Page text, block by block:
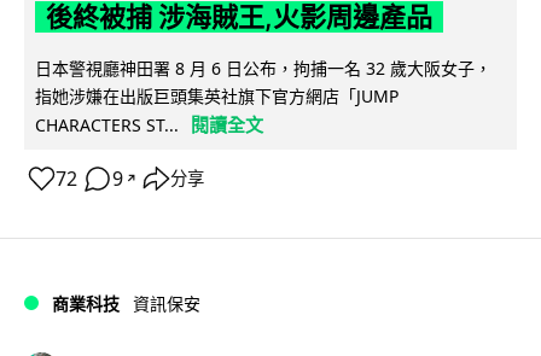
後終被捕 涉海賊王,火影周邊產品
日本警視廳神田署 8 月 6 日公布，拘捕一名 32 歲大阪女子，
指她涉嫌在出版巨頭集英社旗下官方網店「JUMP
CHARACTERS ST...
閱讀全文
72 9 ↗ 分享
商業科技 資訊保安